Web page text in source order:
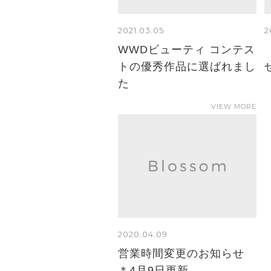
2021.03.05
WWDビューティ コンテス
トの優秀作品に選ばれまし
た
VIEW MORE
2020.04.09
営業時間変更のお知らせ